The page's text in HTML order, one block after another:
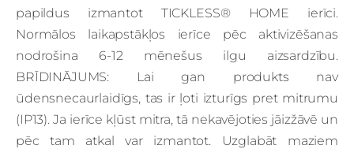
papildus izmantot TICKLESS® HOME ierīci.
Normālos laikapstākļos ierīce pēc aktivizēšanas
nodrošina 6-12 mēnešus ilgu aizsardzību.
BRĪDINĀJUMS: Lai gan produkts nav
ūdensnecaurlaidīgs, tas ir ļoti izturīgs pret mitrumu
(IP13). Ja ierīce kļūst mitra, tā nekavējoties jāizžāvē un
pēc tam atkal var izmantot. Uzglabāt maziem